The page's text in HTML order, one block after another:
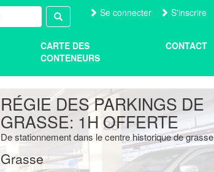
Se connecter S'inscrire
CARTE DES
CONTENEURS
CONTACT
RÉGIE DES PARKINGS DE
GRASSE: 1H OFFERTE
De stationnement dans le centre historique de grasse
Grasse